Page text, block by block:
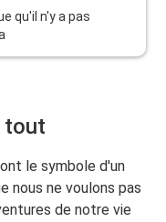
qu'il n'y a pas
tout
le symbole d'un
nous ne voulons pas
de notre vie